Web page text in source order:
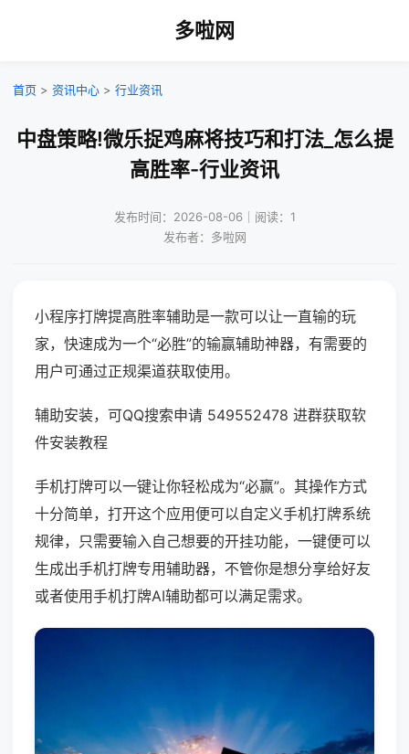
多啦网
首页 > 资讯中心 > 行业资讯
中盘策略!微乐捉鸡麻将技巧和打法_怎么提
高胜率-行业资讯
发布时间：2026-08-06｜阅读：1
发布者：多啦网
小程序打牌提高胜率辅助是一款可以让一直输的玩
家，快速成为一个“必胜”的输赢辅助神器，有需要的
用户可通过正规渠道获取使用。
辅助安装，可QQ搜索申请 549552478 进群获取软
件安装教程
手机打牌可以一键让你轻松成为“必赢”。其操作方式
十分简单，打开这个应用便可以自定义手机打牌系统
规律，只需要输入自己想要的开挂功能，一键便可以
生成出手机打牌专用辅助器，不管你是想分享给好友
或者使用手机打牌AI辅助都可以满足需求。